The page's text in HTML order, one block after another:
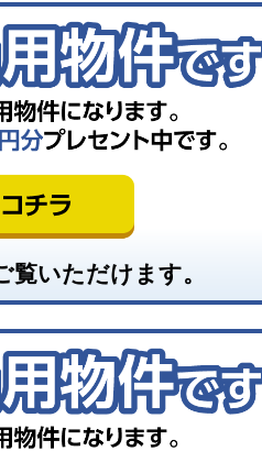
覧いただけます。